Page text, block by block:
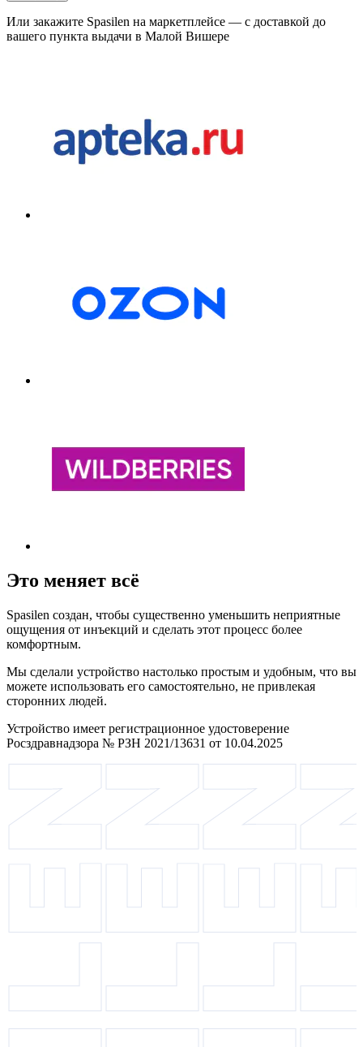
Или закажите Spasilen на маркетплейсе — с доставкой до
вашего пункта выдачи в Малой Вишере
Это меняет всё
Spasilen создан, чтобы существенно уменьшить неприятные
ощущения от инъекций и сделать этот процесс более
комфортным.
Мы сделали устройство настолько простым и удобным, что вы
можете использовать его самостоятельно, не привлекая
сторонних людей.
Устройство имеет регистрационное удостоверение
Росздравнадзора № РЗН 2021/13631 от 10.04.2025